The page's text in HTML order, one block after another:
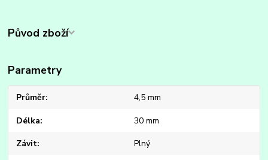
Původ zboží
Parametry
Průměr 4,5 mm
Délka 30 mm
Závit Plný